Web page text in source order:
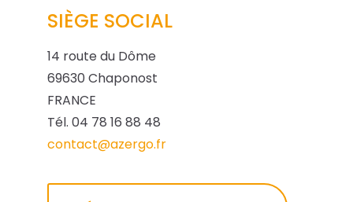
SIÈGE SOCIAL
14 route du Dôme
69630 Chaponost
FRANCE
Tél. 04 78 16 88 48
contact@azergo.fr